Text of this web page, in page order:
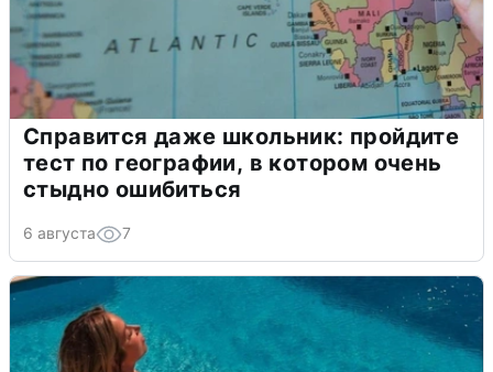
Справится даже школьник: пройдите
тест по географии, в котором очень
стыдно ошибиться
6 августа 7